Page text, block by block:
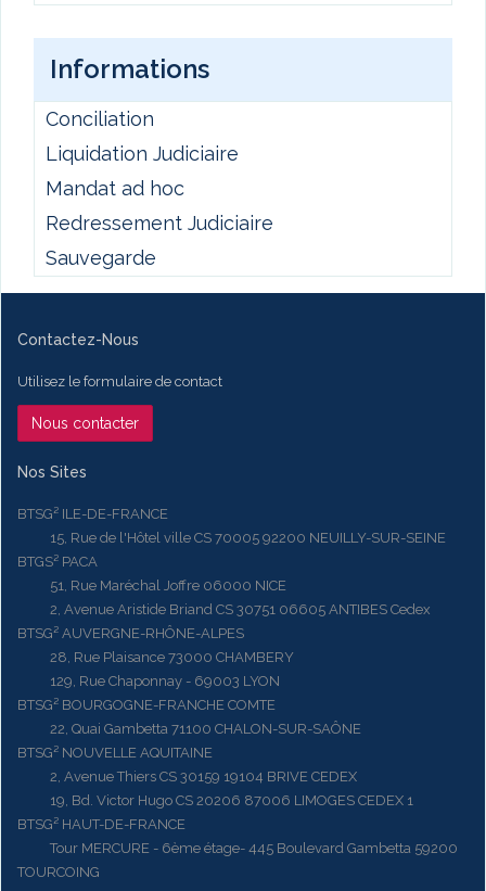
Informations
Conciliation
Liquidation Judiciaire
Mandat ad hoc
Redressement Judiciaire
Sauvegarde
Contactez-Nous
Utilisez le formulaire de contact
Nous contacter
Nos Sites
BTSG² ILE-DE-FRANCE
15, Rue de l'Hôtel ville CS 70005 92200 NEUILLY-SUR-SEINE
BTGS² PACA
51, Rue Maréchal Joffre 06000 NICE
2, Avenue Aristide Briand CS 30751 06605 ANTIBES Cedex
BTSG² AUVERGNE-RHÔNE-ALPES
28, Rue Plaisance 73000 CHAMBERY
129, Rue Chaponnay - 69003 LYON
BTSG² BOURGOGNE-FRANCHE COMTE
22, Quai Gambetta 71100 CHALON-SUR-SAÔNE
BTSG² NOUVELLE AQUITAINE
2, Avenue Thiers CS 30159 19104 BRIVE CEDEX
19, Bd. Victor Hugo CS 20206 87006 LIMOGES CEDEX 1
BTSG² HAUT-DE-FRANCE
Tour MERCURE - 6ème étage- 445 Boulevard Gambetta 59200
TOURCOING